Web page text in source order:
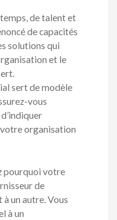
de talent et
de capacités
solutions qui
et le
sert de modèle
vous
organisation
pourquoi votre
de
un autre. Vous
à un